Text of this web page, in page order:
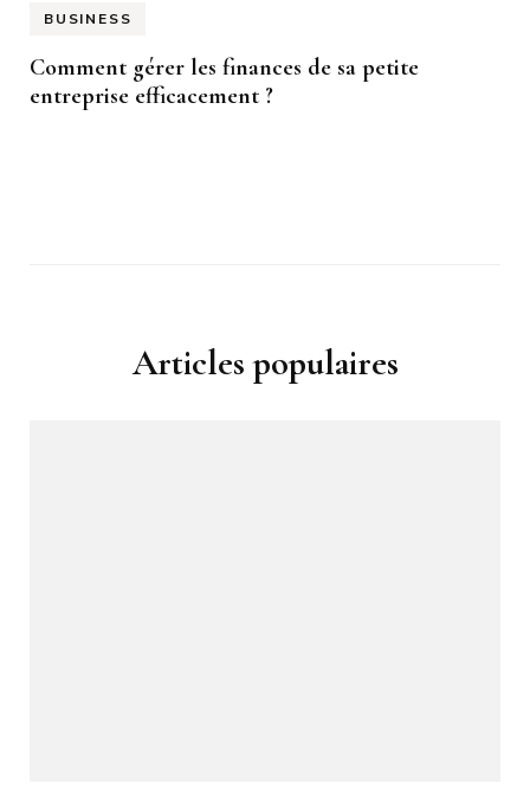
BUSINESS
Comment gérer les finances de sa petite
entreprise efficacement ?
Articles populaires